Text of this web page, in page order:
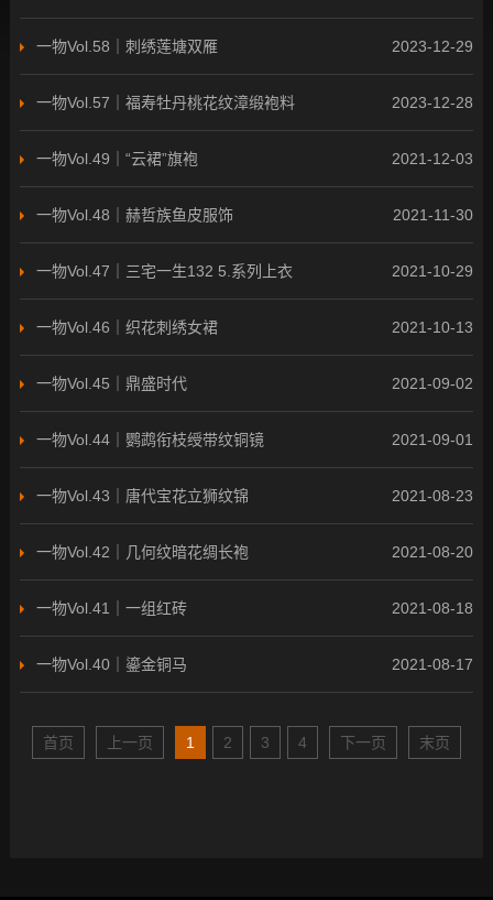
一物Vol.58｜刺绣莲塘双雁 2023-12-29
一物Vol.57｜福寿牡丹桃花纹漳缎袍料 2023-12-28
一物Vol.49｜“云裙”旗袍 2021-12-03
一物Vol.48｜赫哲族鱼皮服饰 2021-11-30
一物Vol.47｜三宅一生132 5.系列上衣 2021-10-29
一物Vol.46｜织花刺绣女裙 2021-10-13
一物Vol.45｜鼎盛时代 2021-09-02
一物Vol.44｜鹦鹉衔枝绶带纹铜镜 2021-09-01
一物Vol.43｜唐代宝花立狮纹锦 2021-08-23
一物Vol.42｜几何纹暗花绸长袍 2021-08-20
一物Vol.41｜一组红砖 2021-08-18
一物Vol.40｜鎏金铜马 2021-08-17
首页 上一页 1 2 3 4 下一页 末页